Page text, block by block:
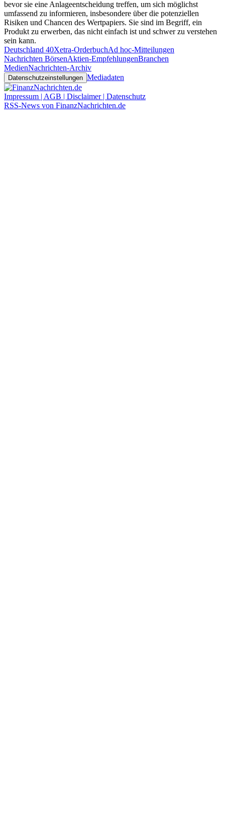
bevor sie eine Anlageentscheidung treffen, um sich möglichst
umfassend zu informieren, insbesondere über die potenziellen
Risiken und Chancen des Wertpapiers. Sie sind im Begriff, ein
Produkt zu erwerben, das nicht einfach ist und schwer zu verstehen
sein kann.
Deutschland 40Xetra-OrderbuchAd hoc-Mitteilungen
Nachrichten BörsenAktien-EmpfehlungenBranchen
MedienNachrichten-Archiv
Datenschutzeinstellungen Mediadaten
Impressum | AGB | Disclaimer | Datenschutz
RSS-News von FinanzNachrichten.de